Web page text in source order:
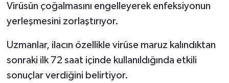
Virüsün çoğalmasını engelleyerek enfeksiyonun
yerleşmesini zorlaştırıyor.
Uzmanlar, ilacın özellikle virüse maruz kalındıktan
sonraki ilk 72 saat içinde kullanıldığında etkili
sonuçlar verdiğini belirtiyor.